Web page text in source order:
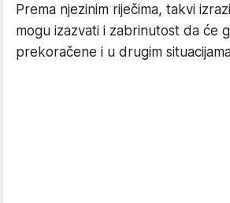
Prema njezinim riječima, takvi
mogu izazvati i zabrinutost da će
prekoračene i u drugim